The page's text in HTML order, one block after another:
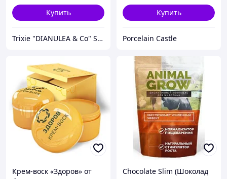
Купить
Trixie "DIANULEA & Co" SRL
Купить
Porcelain Castle
Крем-воск «Здоров» от
Chocolate Slim (Шоколад